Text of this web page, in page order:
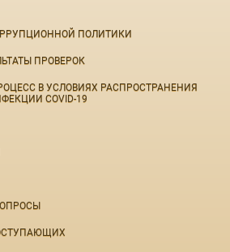
ПОЛИТИКИ
ПРОВЕРОК
В УСЛОВИЯХ РАСПРОСТРАНЕНИЯ
COVID-19